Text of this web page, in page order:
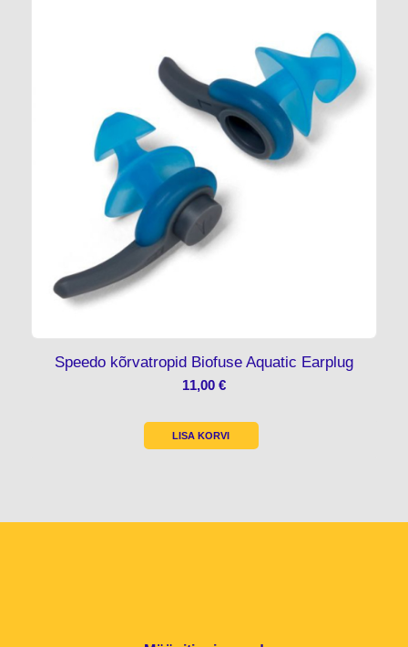
Speedo kõrvatropid Biofuse Aquatic Earplug
11,00 €
LISA KORVI